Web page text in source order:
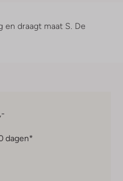
en draagt maat S. De
dagen*